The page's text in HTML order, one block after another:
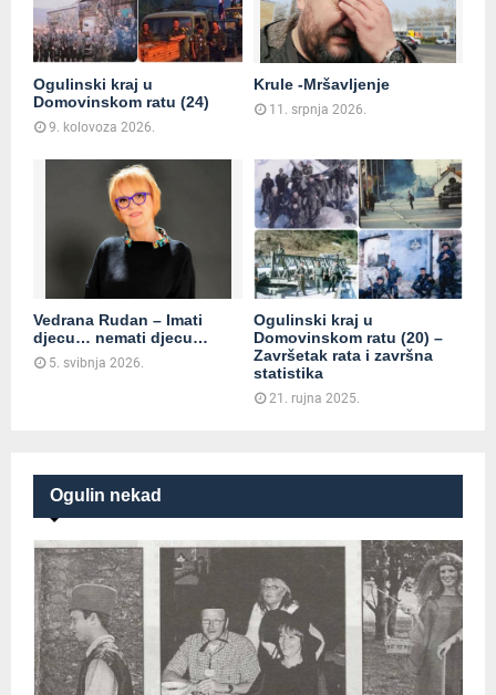
Ogulinski kraj u
Domovinskom ratu (24)
9. kolovoza 2026.
Krule -Mršavljenje
11. srpnja 2026.
Vedrana Rudan – Imati
djecu… nemati djecu…
5. svibnja 2026.
Ogulinski kraj u
Domovinskom ratu (20) –
Završetak rata i završna
statistika
21. rujna 2025.
Ogulin nekad